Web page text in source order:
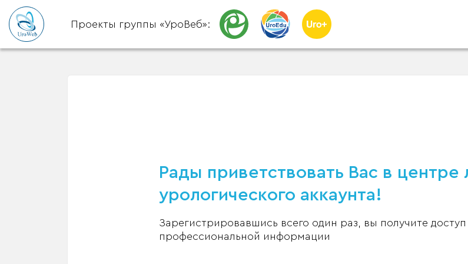
Проекты группы «УроВеб»:
Рады приветствовать Вас в центре
урологического аккаунта!
Зарегистрировавшись всего один раз, вы получите
профессиональной информации